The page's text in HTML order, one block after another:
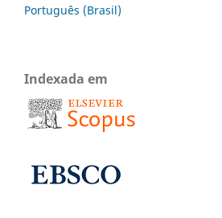
Português (Brasil)
Indexada em